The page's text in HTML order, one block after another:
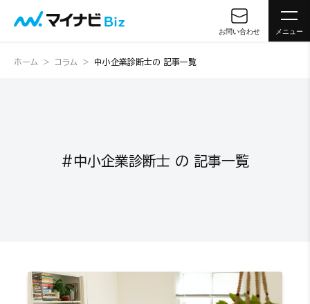
お問い合わせ メニュー
ホーム コラム 中小企業診断士の 記事一覧
#中小企業診断士 の 記事一覧